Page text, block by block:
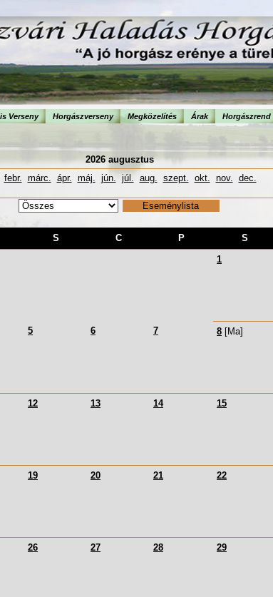
Verseny Horgászverseny Megközelítés Árak Horgászrend
2026 augusztus
febr. márc. ápr. máj. jún. júl. aug. szept. okt. nov. dec.
S C P S
1
5 6 7 8 [Ma]
12 13 14 15
19 20 21 22
26 27 28 29